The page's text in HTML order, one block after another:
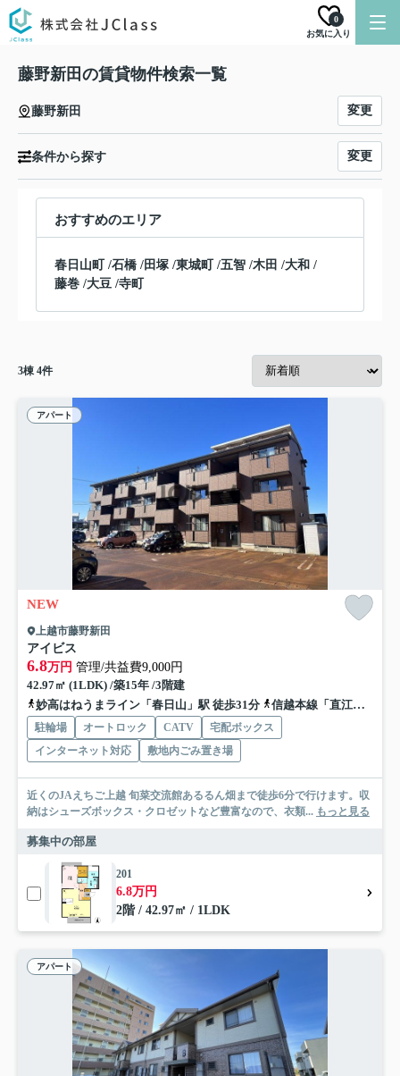
お気に入り
0
藤野新田の賃貸物件検索一覧
藤野新田 変更
条件から探す 変更
おすすめのエリア
春日山町 /石橋 /田塚 /東城町 /五智 /木田 /大和 /
藤巻 /大豆 /寺町
3棟 4件
アパート
NEW
上越市藤野新田
アイビス
6.8万円 管理/共益費9,000円
42.97㎡ (1LDK) /築15年 /3階建
妙高はねうまライン「春日山」駅 徒歩31分
信越本線「直江津」駅 徒歩51分
駐輪場 オートロック CATV
宅配ボックス
インターネット対応
敷地内ごみ置き場
近くのJAえちご上越 旬菜交流館あるるん畑まで徒歩6分で行けます。収
納はシューズボックス・クロゼットなど豊富なので、衣類... もっと見る
募集中の部屋
201
6.8万円
2階 / 42.97㎡ / 1LDK
アパート